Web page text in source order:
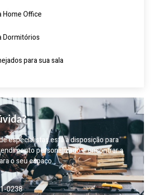
Home Office
Dormitórios
para sua sala
especialistas está à disposição para
personalizado e encontrar a
o seu espaço.
0238